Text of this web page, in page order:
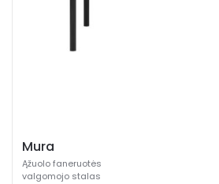
Mura
Ąžuolo faneruotės
valgomojo stalas